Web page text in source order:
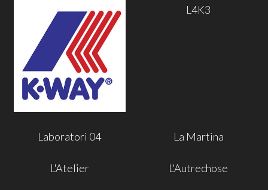
L4K3
Laboratori 04 La Martina
L'Atelier L'Autrechose